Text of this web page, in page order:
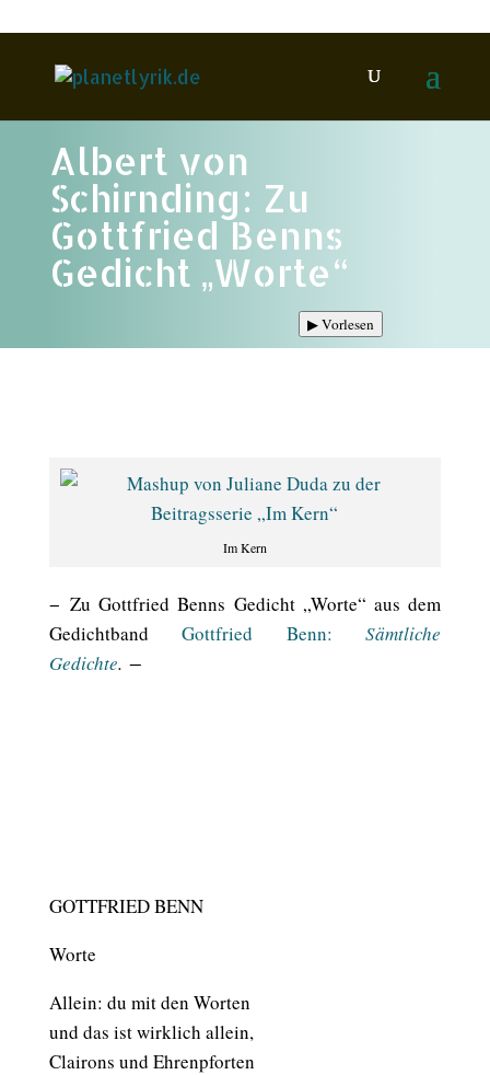
Albert von
Schirnding: Zu
Gottfried Benns
Gedicht „Worte“
▶Vorlesen
Im Kern
− Zu Gottfried Benns Gedicht „Worte“ aus dem
GedichtbandGottfried Benn:Sämtliche
Gedichte. −
GOTTFRIED BENN
Worte
Allein: du mit den Worten
und das ist wirklich allein,
Clairons und Ehrenpforten